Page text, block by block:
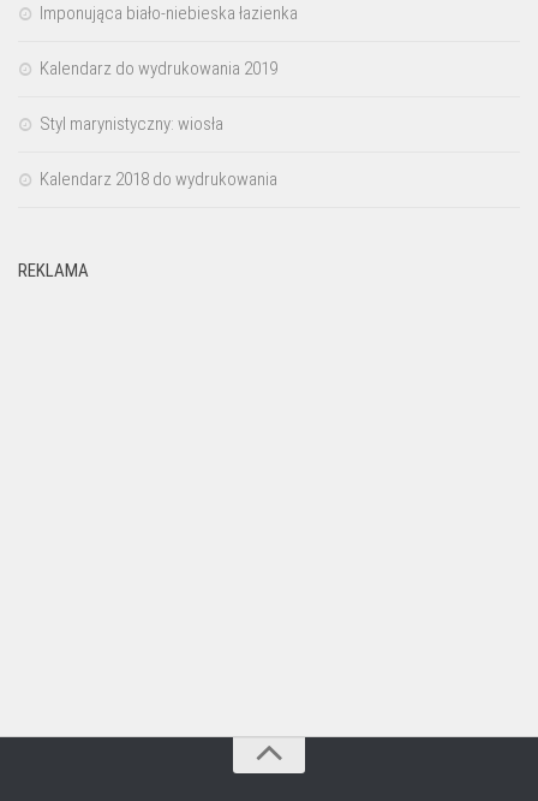
Imponująca biało-niebieska łazienka
Kalendarz do wydrukowania 2019
Styl marynistyczny: wiosła
Kalendarz 2018 do wydrukowania
REKLAMA